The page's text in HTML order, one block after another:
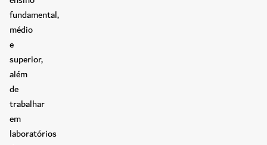
fundamental,
médio
e
superior,
além
de
trabalhar
em
laboratórios